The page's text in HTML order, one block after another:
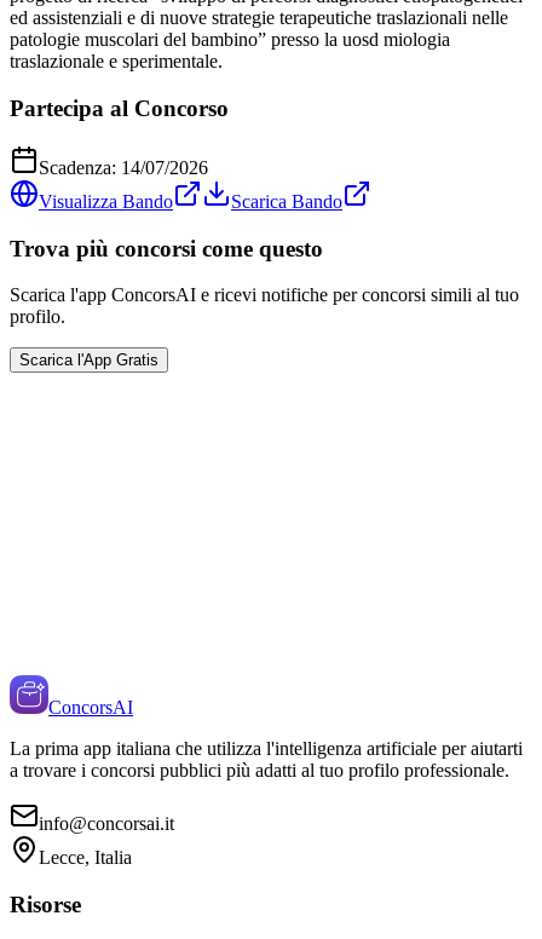
ed assistenziali e di nuove strategie terapeutiche traslazionali nelle
patologie muscolari del bambino” presso la uosd miologia
traslazionale e sperimentale.
Partecipa al Concorso
Scadenza: 14/07/2026
Visualizza Bando
Scarica Bando
Trova più concorsi come questo
Scarica l'app ConcorsAI e ricevi notifiche per concorsi simili al tuo
profilo.
Scarica l'App Gratis
ConcorsAI
La prima app italiana che utilizza l'intelligenza artificiale per aiutarti
a trovare i concorsi pubblici più adatti al tuo profilo professionale.
info@concorsai.it
Lecce, Italia
Risorse